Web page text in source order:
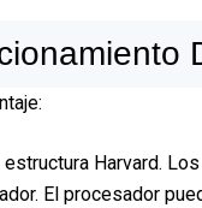
Harvard.
El procesador